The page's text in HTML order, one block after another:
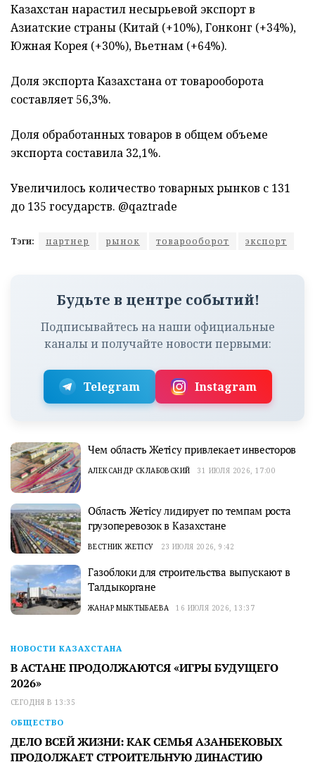
Казахстан нарастил несырьевой экспорт в
Азиатские страны (Китай (+10%), Гонконг (+34%),
Южная Корея (+30%), Вьетнам (+64%).
Доля экспорта Казахстана от товарооборота
составляет 56,3%.
Доля обработанных товаров в общем объеме
экспорта составила 32,1%.
Увеличилось количество товарных рынков с 131
до 135 государств. @qaztrade
Тэги: партнер рынок товарооборот экспорт
Будьте в центре событий!
Подписывайтесь на наши официальные
каналы и получайте новости первыми:
Telegram Instagram
Чем область Жетісу привлекает инвесторов
АЛЕКСАНДР СКЛАБОВСКИЙ 31 ИЮЛЯ 2026, 17:00
Область Жетісу лидирует по темпам роста
грузоперевозок в Казахстане
ВЕСТНИК ЖЕТІСУ 23 ИЮЛЯ 2026, 9:42
Газоблоки для строительства выпускают в
Талдыкоргане
ЖАНАР МЫКТЫБАЕВА 16 ИЮЛЯ 2026, 13:37
НОВОСТИ КАЗАХСТАНА
В АСТАНЕ ПРОДОЛЖАЮТСЯ «ИГРЫ БУДУЩЕГО
2026»
СЕГОДНЯ В 13:35
ОБЩЕСТВО
ДЕЛО ВСЕЙ ЖИЗНИ: КАК СЕМЬЯ АЗАНБЕКОВЫХ
ПРОДОЛЖАЕТ СТРОИТЕЛЬНУЮ ДИНАСТИЮ